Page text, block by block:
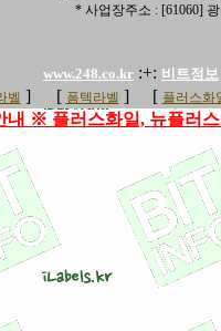
* 사업장주소 : [61060]
www.248.co.kr :+: 비트정보
벨 ] [ 폼텍라벨 ] [ 플러스화
※ 플러스화일, 뉴플러